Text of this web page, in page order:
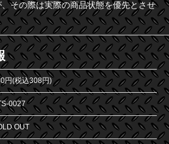
その際は実際の商品状態を優先とさせ
円(税込308円)
0027
OUT